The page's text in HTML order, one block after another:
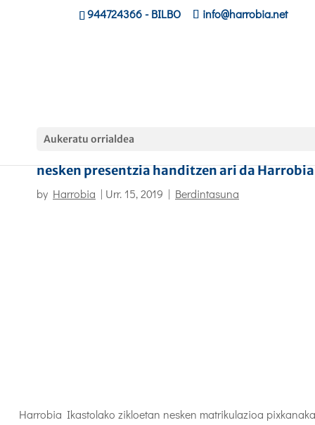
944724366- BILBO info@harrobia.net
Aukeratu orrialdea
nesken presentzia handitzen ari da
by Harrobia | Urr. 15, 2019 | Berdintasuna
Harrobia Ikastolako zikloetan nesken matrikulazioa pixkanaka